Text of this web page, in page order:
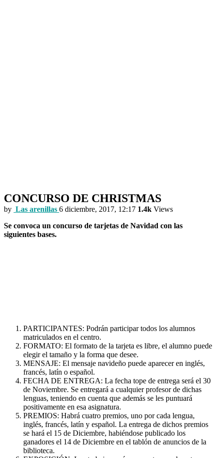
CONCURSO DE CHRISTMAS
by Las arenillas 6 diciembre, 2017, 12:17 1.4k Views
Se convoca un concurso de tarjetas de Navidad con las
siguientes bases.
PARTICIPANTES: Podrán participar todos los alumnos
matriculados en el centro.
FORMATO: El formato de la tarjeta es libre, el alumno puede
elegir el tamaño y la forma que desee.
MENSAJE: El mensaje navideño puede aparecer en inglés,
francés, latín o español.
FECHA DE ENTREGA: La fecha tope de entrega será el 30
de Noviembre. Se entregará a cualquier profesor de dichas
lenguas, teniendo en cuenta que además se les puntuará
positivamente en esa asignatura.
PREMIOS: Habrá cuatro premios, uno por cada lengua,
inglés, francés, latín y español. La entrega de dichos premios
se hará el 15 de Diciembre, habiéndose publicado los
ganadores el 14 de Diciembre en el tablón de anuncios de la
biblioteca.